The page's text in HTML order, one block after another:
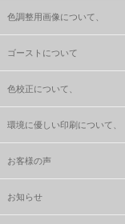
色調整用画像について、
ゴーストについて
色校正について、
環境に優しい印刷について、
お客様の声
お知らせ